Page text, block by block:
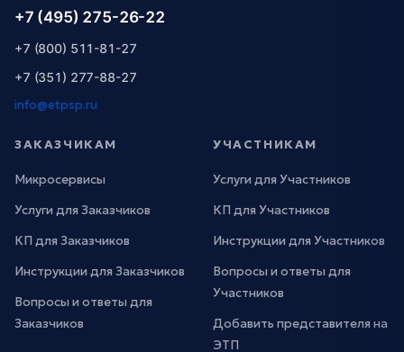
+7 (495) 275-26-22
+7 (800) 511-81-27
+7 (351) 277-88-27
info@etpsp.ru
ЗАКАЗЧИКАМ
Микросервисы
Услуги для Заказчиков
КП для Заказчиков
Инструкции для Заказчиков
Вопросы и ответы для
Заказчиков
УЧАСТНИКАМ
Услуги для Участников
КП для Участников
Инструкции для Участников
Вопросы и ответы для
Участников
Добавить представителя на
ЭТП